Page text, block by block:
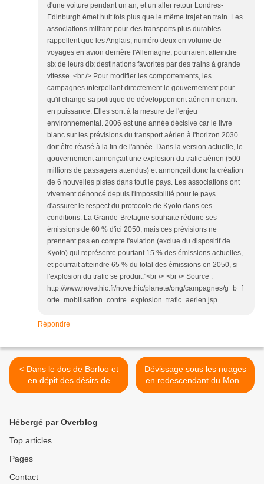
d'une voiture pendant un an, et un aller retour Londres-
Edinburgh émet huit fois plus que le même trajet en train. Les
associations militant pour des transports plus durables
rappellent que les Anglais, numéro deux en volume de
voyages en avion derrière l'Allemagne, pourraient atteindre
six de leurs dix destinations favorites par des trains à grande
vitesse. <br /> Pour modifier les comportements, les
campagnes interpellant directement le gouvernement pour
qu'il change sa politique de développement aérien montent
en puissance. Elles sont à la mesure de l'enjeu
environnemental. 2006 est une année décisive car le livre
blanc sur les prévisions du transport aérien à l'horizon 2030
doit être révisé à la fin de l'année. Dans la version actuelle, le
gouvernement annonçait une explosion du trafic aérien (500
millions de passagers attendus) et annonçait donc la création
de 6 nouvelles pistes dans tout le pays. Les associations ont
vivement dénoncé depuis l'impossibilité pour le pays
d'assurer le respect du protocole de Kyoto dans ces
conditions. La Grande-Bretagne souhaite réduire ses
émissions de 60 % d'ici 2050, mais ces prévisions ne
prennent pas en compte l'aviation (exclue du dispositif de
Kyoto) qui représente pourtant 15 % des émissions actuelles,
et pourrait atteindre 65 % du total des émissions en 2050, si
l'explosion du trafic se produit."<br /> <br /> Source :
http://www.novethic.fr/novethic/planete/ong/campagnes/g_b_f
orte_mobilisation_contre_explosion_trafic_aerien.jsp
Répondre
< Dans le dos de Borloo et
en dépit des désirs de
l’UNAF, les abeilles meurent
Dévissage sous les nuages
en redescendant du Mont-
Blanc dans le couloir de
Hébergé par Overblog
Top articles
Pages
Contact